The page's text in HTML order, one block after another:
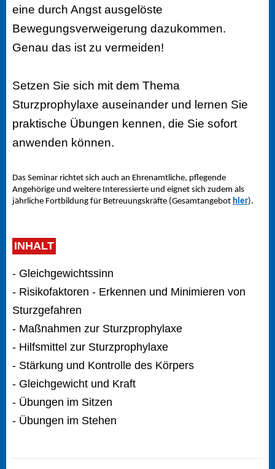
eine durch Angst ausgelöste
Bewegungsverweigerung dazukommen.
Genau das ist zu vermeiden!
Setzen Sie sich mit dem Thema
Sturzprophylaxe auseinander und lernen Sie
praktische Übungen kennen, die Sie sofort
anwenden können.
Das Seminar richtet sich auch an Ehrenamtliche, pflegende
Angehörige und weitere Interessierte und eignet sich zudem als
jährliche Fortbildung für Betreuungskräfte (Gesamtangebot hier).
INHALT
- Gleichgewichtssinn
- Risikofaktoren - Erkennen und Minimieren von
Sturzgefahren
- Maßnahmen zur Sturzprophylaxe
- Hilfsmittel zur Sturzprophylaxe
- Stärkung und Kontrolle des Körpers
- Gleichgewicht und Kraft
- Übungen im Sitzen
- Übungen im Stehen